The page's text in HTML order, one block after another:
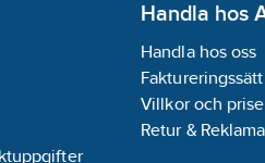
Handla hos
Handla hos oss
Faktureringssätt
Villkor och
Retur &